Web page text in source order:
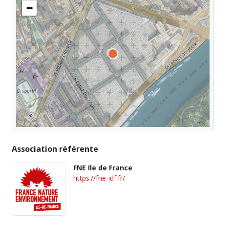
−
Association référente
FNE Ile de France
https://fne-idf.fr/